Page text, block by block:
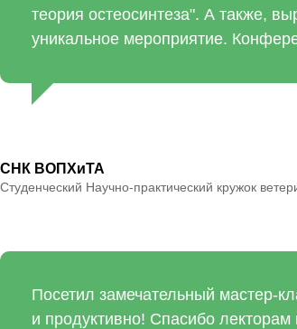
теория остеосинтеза". А также,
уникальное мероприятие.
СНК ВОПХиТА
Студенческий Научно-практический кружок
Посетил замечательный мастер-
и продуктивно! Спасибо